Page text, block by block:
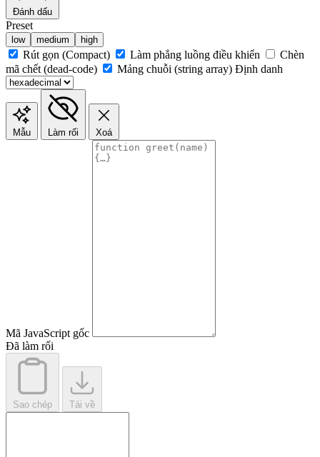
Đánh dấu
Preset
low medium high
Rút gọn (Compact) Làm phẳng luồng điều khiển
Chèn
mã chết (dead-code)
Mảng chuỗi (string array) Định danh
Mẫu Làm rối Xoá
Mã JavaScript gốc
Đã làm rối
Sao chép Tải về